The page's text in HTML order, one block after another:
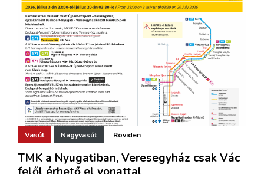
Vasút Nagyvasút Röviden
TMK a Nyugatiban, Veresegyház csak Vác